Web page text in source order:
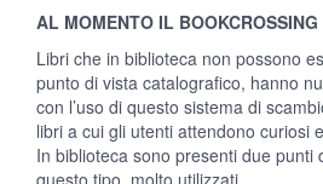
AL MOMENTO IL BOOKCROSSING
Libri che in biblioteca non possono
punto di vista catalografico, hanno
con l’uso di questo sistema di
libri a cui gli utenti attendono curiosi
In biblioteca sono presenti due punti
questo tipo, molto utilizzati.